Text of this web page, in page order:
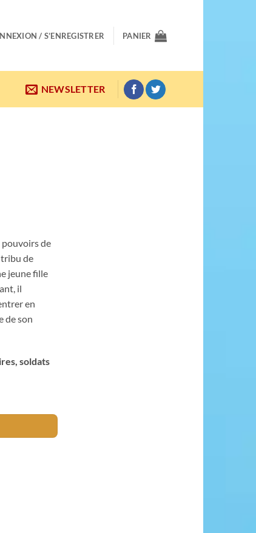
/ S’ENREGISTRER PANIER
NEWSLETTER
pouvoirs de
tribu de
jeune fille
il
en
de son
soldats